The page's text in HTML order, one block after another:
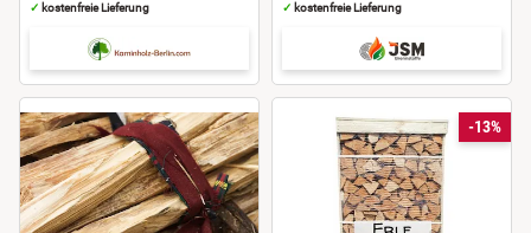
✓ kostenfreie Lieferung ✓ kostenfreie Lieferung
-13%